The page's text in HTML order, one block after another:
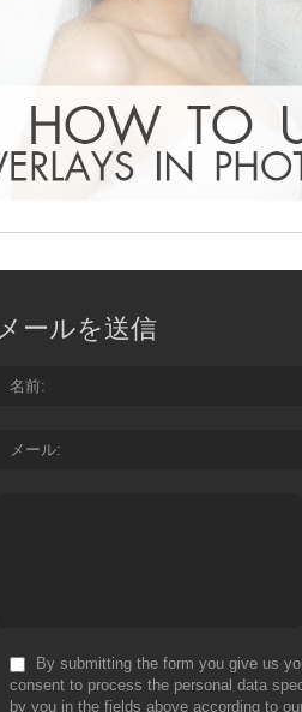
メールを送信
名前
メール
By submitting the form you give us
consent to process the personal data
by you in the fields above according to